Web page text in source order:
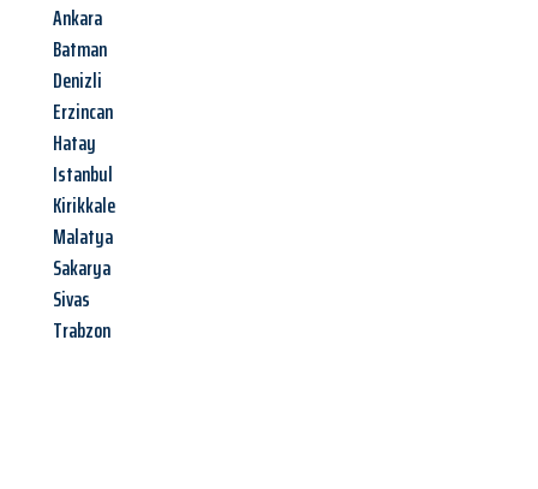
Ankara
Batman
Denizli
Erzincan
Hatay
Istanbul
Kirikkale
Malatya
Sakarya
Sivas
Trabzon